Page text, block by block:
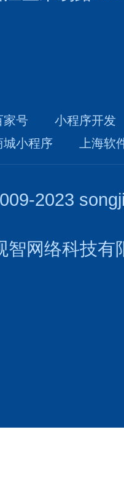
家号
小程序开发
城小程序 上海软
2023
智网络科技有